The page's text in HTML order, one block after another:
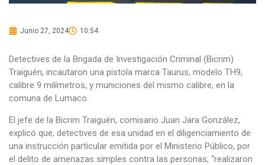
Junio 27, 2024 10:54
Detectives de la Brigada de Investigación Criminal (Bicrim)
Traiguén, incautaron una pistola marca Taurus, modelo TH9,
calibre 9 milímetros, y municiones del mismo calibre, en la
comuna de Lumaco.
El jefe de la Bicrim Traiguén, comisario Juan Jara González,
explicó que, detectives de esa unidad en el diligenciamiento de
una instrucción particular emitida por el Ministerio Público, por
el delito de amenazas simples contra las personas, “realizaron